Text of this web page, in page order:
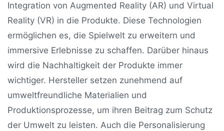
Integration von Augmented Reality (AR) und Virtual
Reality (VR) in die Produkte. Diese Technologien
ermöglichen es, die Spielwelt zu erweitern und
immersive Erlebnisse zu schaffen. Darüber hinaus
wird die Nachhaltigkeit der Produkte immer
wichtiger. Hersteller setzen zunehmend auf
umweltfreundliche Materialien und
Produktionsprozesse, um ihren Beitrag zum Schutz
der Umwelt zu leisten. Auch die Personalisierung